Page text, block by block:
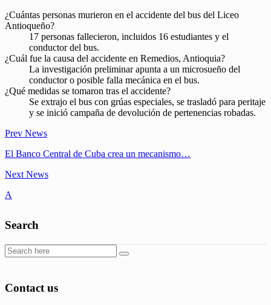
¿Cuántas personas murieron en el accidente del bus del Liceo
Antioqueño?
17 personas fallecieron, incluidos 16 estudiantes y el
conductor del bus.
¿Cuál fue la causa del accidente en Remedios, Antioquia?
La investigación preliminar apunta a un microsueño del
conductor o posible falla mecánica en el bus.
¿Qué medidas se tomaron tras el accidente?
Se extrajo el bus con grúas especiales, se trasladó para peritaje
y se inició campaña de devolución de pertenencias robadas.
Prev News
El Banco Central de Cuba crea un mecanismo…
Next News
A
Search
Contact us